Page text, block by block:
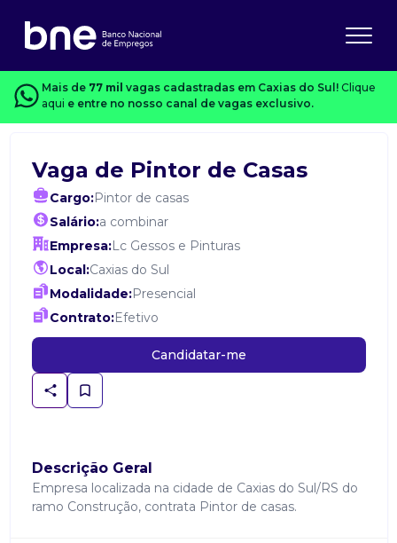
Mais de 77 mil vagas cadastradas em Caxias do Sul! Clique
aqui e entre no nosso canal de vagas exclusivo.
Vaga de Pintor de Casas
Cargo:Pintor de casas
Salário:a combinar
Empresa:Lc Gessos e Pinturas
Local:Caxias do Sul
Modalidade:Presencial
Contrato:Efetivo
Candidatar-me
Descrição Geral
Empresa localizada na cidade de Caxias do Sul/RS do
ramo Construção, contrata Pintor de casas.